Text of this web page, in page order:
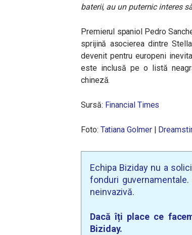
baterii, au un puternic interes
Premierul spaniol Pedro
sprijină asocierea dintre
devenit pentru europeni
este inclusă pe o listă
chineză.
Sursă: Financial Times
Foto: Tatiana Golmer|
Echipa Biziday nu a
fonduri
neinvazivă.
Dacă îți place ce
Biziday.